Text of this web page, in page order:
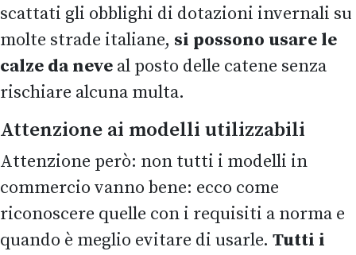
scattati gli obblighi di dotazioni invernali su
molte strade italiane, si possono usare le
calze da neve al posto delle catene senza
rischiare alcuna multa.
Attenzione ai modelli utilizzabili
Attenzione però: non tutti i modelli in
commercio vanno bene: ecco come
riconoscere quelle con i requisiti a norma e
quando è meglio evitare di usarle. Tutti i